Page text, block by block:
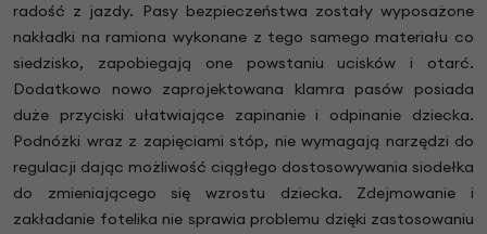
radość z jazdy. Pasy bezpieczeństwa zostały wyposażone
nakładki na ramiona wykonane z tego samego materiału co
siedzisko, zapobiegają one powstaniu ucisków i otarć.
Dodatkowo nowo zaprojektowana klamra pasów posiada
duże przyciski ułatwiające zapinanie i odpinanie dziecka.
Podnóżki wraz z zapięciami stóp, nie wymagają narzędzi do
regulacji dając możliwość ciągłego dostosowywania siodełka
do zmieniającego się wzrostu dziecka. Zdejmowanie i
zakładanie fotelika nie sprawia problemu dzięki zastosowaniu